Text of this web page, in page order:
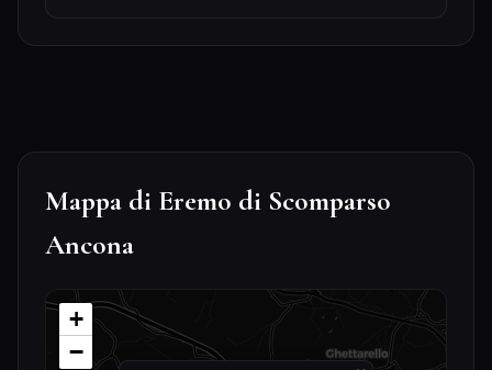
Mappa di Eremo di Scomparso
Ancona
+
−